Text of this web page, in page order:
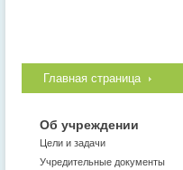
Главная страница
Об учреждении
Цели и задачи
Учредительные документы